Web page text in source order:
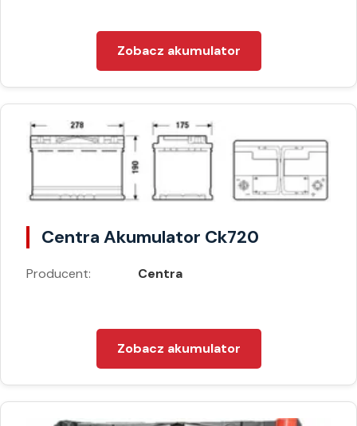
Zobacz akumulator
Centra Akumulator Ck720
Producent: Centra
Zobacz akumulator